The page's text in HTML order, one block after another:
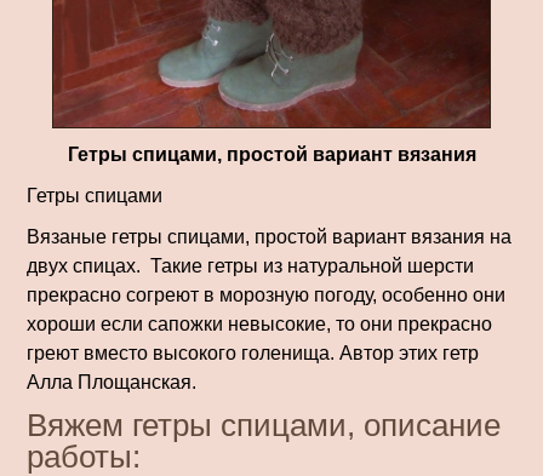
Гетры спицами, простой вариант вязания
Гетры спицами
Вязаные гетры спицами, простой вариант вязания на
двух спицах. Такие гетры из натуральной шерсти
прекрасно согреют в морозную погоду, особенно они
хороши если сапожки невысокие, то они прекрасно
греют вместо высокого голенища. Автор этих гетр
Алла Площанская.
Вяжем гетры спицами, описание
работы: